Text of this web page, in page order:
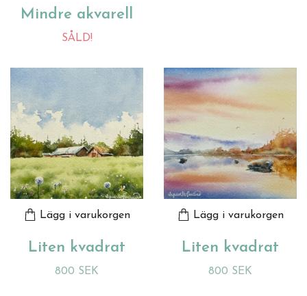
Mindre akvarell
SÅLD!
Lägg i varukorgen
Liten kvadrat
800 SEK
Lägg i varukorgen
Liten kvadrat
800 SEK